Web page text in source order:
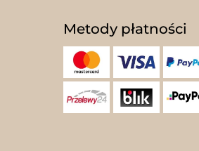
Metody płatności